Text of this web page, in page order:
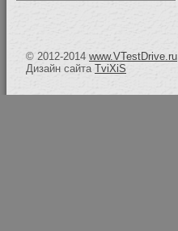
© 2012-2014 www.VTestDrive.ru
Дизайн сайта TviXiS